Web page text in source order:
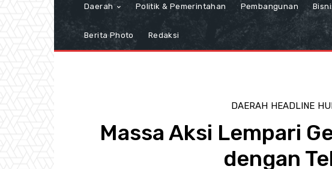
Daerah Politik & Pemerintahan Pembangunan
Berita Photo Redaksi
DAERAH HEADLINE
Massa Aksi Lempari
dengan